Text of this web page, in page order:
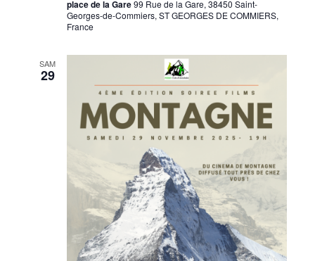
place de la Gare99 Rue de la Gare, 38450 Saint-
Georges-de-Commiers, ST GEORGES DE COMMIERS,
France
SAM
29